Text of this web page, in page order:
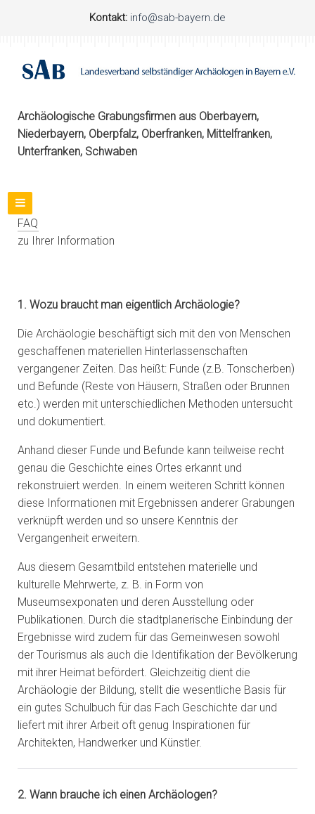
Kontakt: info@sab-bayern.de
Archäologische Grabungsfirmen aus Oberbayern,
Niederbayern, Oberpfalz, Oberfranken, Mittelfranken,
Unterfranken, Schwaben
FAQ
zu Ihrer Information
1. Wozu braucht man eigentlich Archäologie?
Die Archäologie beschäftigt sich mit den von Menschen
geschaffenen materiellen Hinterlassenschaften
vergangener Zeiten. Das heißt: Funde (z.B. Tonscherben)
und Befunde (Reste von Häusern, Straßen oder Brunnen
etc.) werden mit unterschiedlichen Methoden untersucht
und dokumentiert.
Anhand dieser Funde und Befunde kann teilweise recht
genau die Geschichte eines Ortes erkannt und
rekonstruiert werden. In einem weiteren Schritt können
diese Informationen mit Ergebnissen anderer Grabungen
verknüpft werden und so unsere Kenntnis der
Vergangenheit erweitern.
Aus diesem Gesamtbild entstehen materielle und
kulturelle Mehrwerte, z. B. in Form von
Museumsexponaten und deren Ausstellung oder
Publikationen. Durch die stadtplanerische Einbindung der
Ergebnisse wird zudem für das Gemeinwesen sowohl
der Tourismus als auch die Identifikation der Bevölkerung
mit ihrer Heimat befördert. Gleichzeitig dient die
Archäologie der Bildung, stellt die wesentliche Basis für
ein gutes Schulbuch für das Fach Geschichte dar und
liefert mit ihrer Arbeit oft genug Inspirationen für
Architekten, Handwerker und Künstler.
2. Wann brauche ich einen Archäologen?